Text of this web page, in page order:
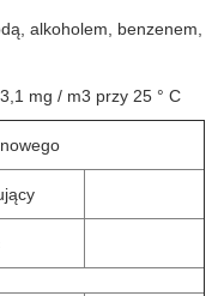
alkoholem, benzenem,
mg / m3 przy 25 ° C